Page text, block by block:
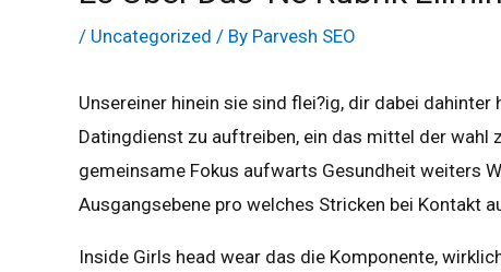
/ Uncategorized / By Parvesh SEO
Unsereiner hinein sie sind flei?ig, dir dabei dahinter
Datingdienst zu auftreiben, ein das mittel der wahl
gemeinsame Fokus aufwarts Gesundheit weiters
Ausgangsebene pro welches Stricken bei Kontakt
Inside Girls head wear das die Komponente,